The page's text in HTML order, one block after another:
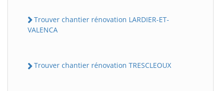
Trouver chantier rénovation LARDIER-ET-
VALENCA
Trouver chantier rénovation TRESCLEOUX